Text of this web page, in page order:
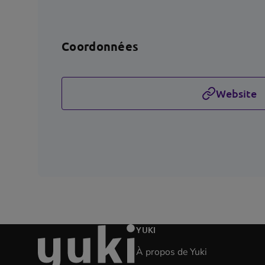
Coordonnées
Website
la
YUKI
À propos de Yuki